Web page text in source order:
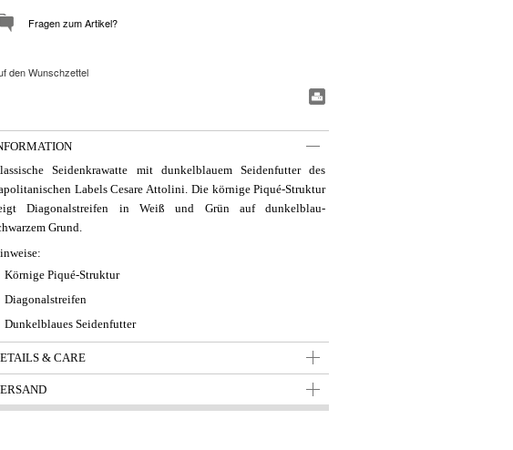
Fragen zum Artikel?
den Wunschzettel
Seidenkrawatte mit dunkelblauem Seidenfutter des
Labels Cesare Attolini. Die körnige Piqué-Struktur
Diagonalstreifen in Weiß und Grün auf dunkelblau-
Grund.
Körnige Piqué-Struktur
Diagonalstreifen
Dunkelblaues Seidenfutter
& CARE